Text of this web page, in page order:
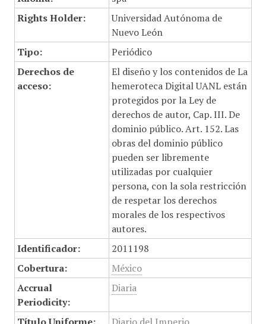
Rights Holder:
Universidad Autónoma de
Nuevo León
Tipo:
Periódico
Derechos de
acceso:
El diseño y los contenidos de La
hemeroteca Digital UANL están
protegidos por la Ley de
derechos de autor, Cap. III. De
dominio público. Art. 152. Las
obras del dominio público
pueden ser libremente
utilizadas por cualquier
persona, con la sola restricción
de respetar los derechos
morales de los respectivos
autores.
Identificador:
2011198
Cobertura:
México
Accrual
Periodicity:
Diaria